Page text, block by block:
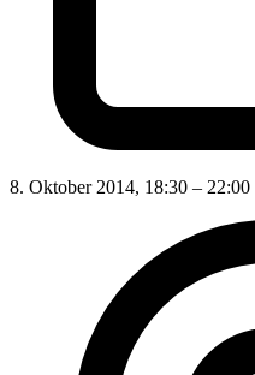
8. Oktober 2014, 18:30 – 22:00